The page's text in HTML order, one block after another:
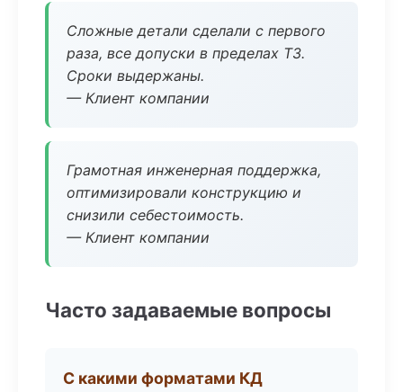
Сложные детали сделали с первого
раза, все допуски в пределах ТЗ.
Сроки выдержаны.
— Клиент компании
Грамотная инженерная поддержка,
оптимизировали конструкцию и
снизили себестоимость.
— Клиент компании
Часто задаваемые вопросы
С какими форматами КД